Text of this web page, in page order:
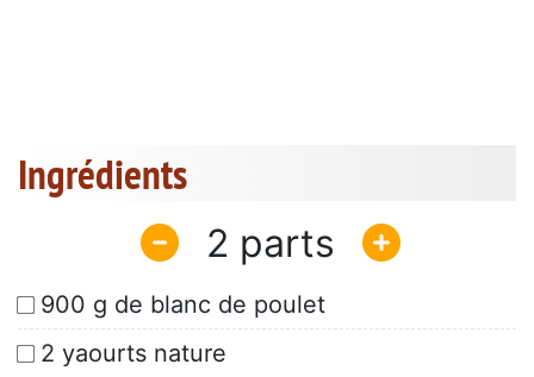
Ingrédients
2
900 g de blanc de poulet
2 yaourts nature